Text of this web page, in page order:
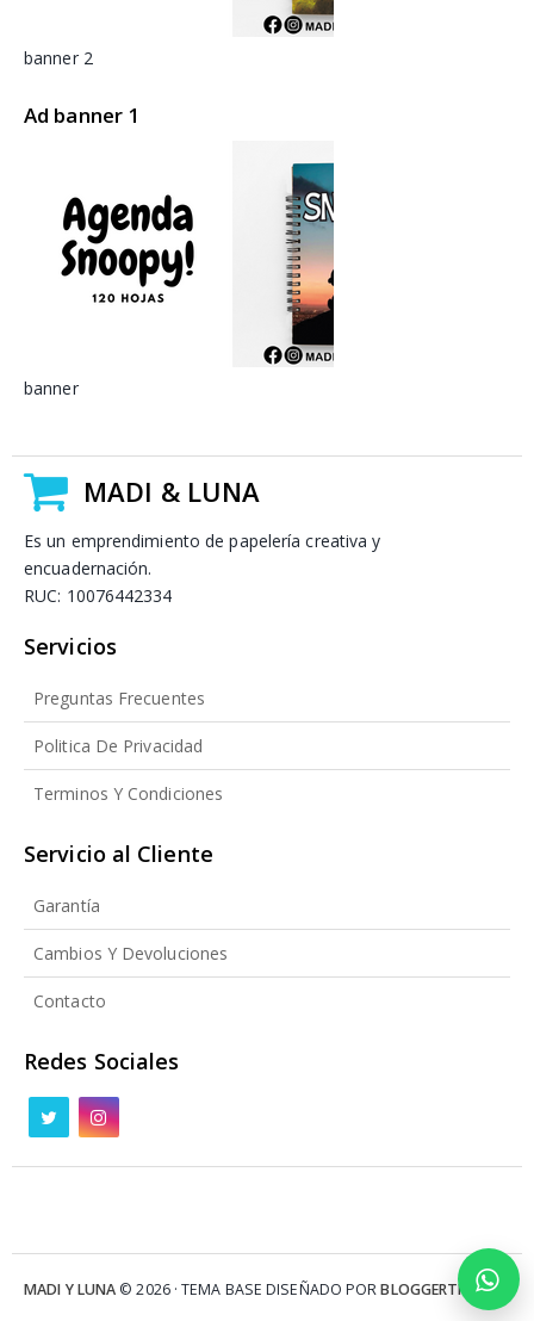
banner 2
Ad banner 1
banner
MADI & LUNA
Es un emprendimiento de papelería creativa y
encuadernación.
RUC: 10076442334
Servicios
Preguntas Frecuentes
Politica De Privacidad
Terminos Y Condiciones
Servicio al Cliente
Garantía
Cambios Y Devoluciones
Contacto
Redes Sociales
MADI Y LUNA © 2026 · TEMA BASE DISEÑADO PORBLOGGERTHEME9